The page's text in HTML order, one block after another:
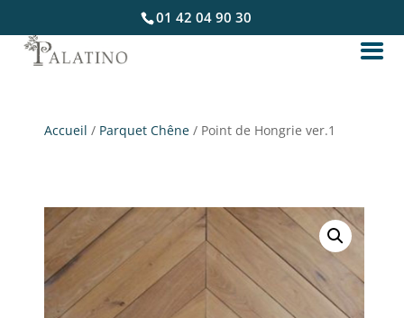
01 42 04 90 30
Accueil / Parquet Chêne / Point de Hongrie ver.1